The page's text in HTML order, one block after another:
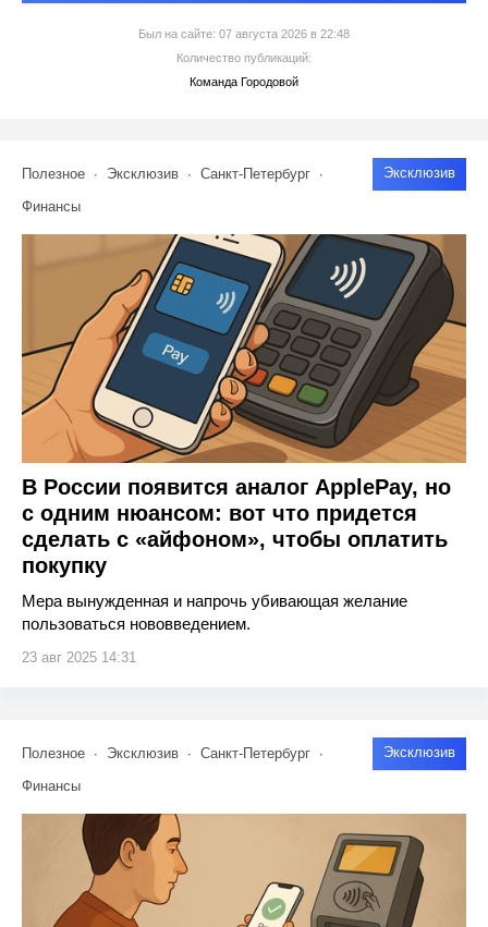
Был на сайте: 07 августа 2026 в 22:48
Количество публикаций:
Команда Городовой
Полезное Эксклюзив
Санкт-Петербург
Финансы
Эксклюзив
В России появится аналог ApplePay, но
с одним нюансом: вот что придется
сделать с «айфоном», чтобы оплатить
покупку
Мера вынужденная и напрочь убивающая желание
пользоваться нововведением.
23 авг 2025 14:31
Полезное Эксклюзив
Санкт-Петербург
Финансы
Эксклюзив